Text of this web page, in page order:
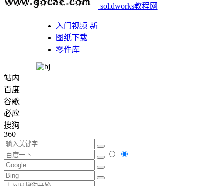
solidworks教程网
入门视频-新
图纸下载
零件库
站内
百度
谷歌
必应
搜狗
360